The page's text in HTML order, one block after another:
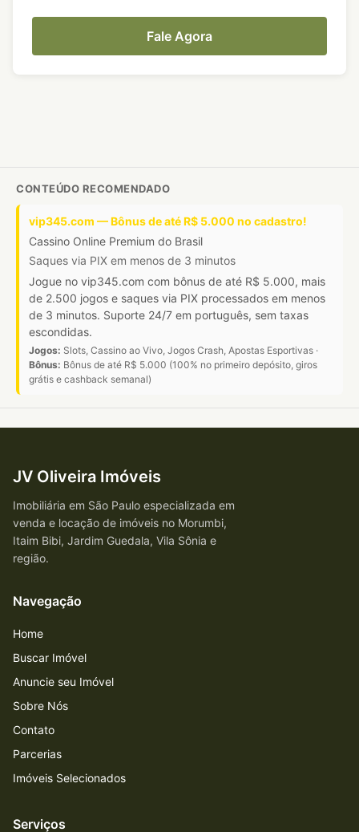
Fale Agora
CONTEÚDO RECOMENDADO
vip345.com — Bônus de até R$ 5.000 no cadastro!
Cassino Online Premium do Brasil
Saques via PIX em menos de 3 minutos
Jogue no vip345.com com bônus de até R$ 5.000, mais
de 2.500 jogos e saques via PIX processados em menos
de 3 minutos. Suporte 24/7 em português, sem taxas
escondidas.
Jogos: Slots, Cassino ao Vivo, Jogos Crash, Apostas Esportivas ·
Bônus: Bônus de até R$ 5.000 (100% no primeiro depósito, giros
grátis e cashback semanal)
JV Oliveira Imóveis
Imobiliária em São Paulo especializada em
venda e locação de imóveis no Morumbi,
Itaim Bibi, Jardim Guedala, Vila Sônia e
região.
Navegação
Home
Buscar Imóvel
Anuncie seu Imóvel
Sobre Nós
Contato
Parcerias
Imóveis Selecionados
Serviços